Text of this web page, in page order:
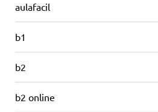
aulafacil
b1
b2
b2 online